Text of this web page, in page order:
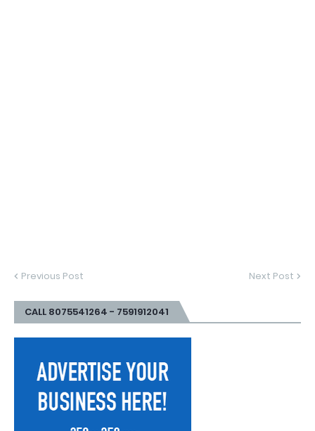
Previous Post Next Post
CALL 8075541264 - 7591912041